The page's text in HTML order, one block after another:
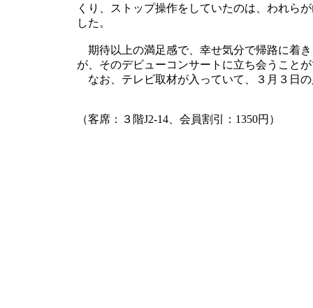
くり、ストップ操作をしていたのは、われら
した。
期待以上の満足感で、幸せ気分で帰路に着
が、そのデビューコンサートに立ち会うこと
なお、テレビ取材が入っていて、３月３日
（客席：３階J2-14、会員割引：1350円）